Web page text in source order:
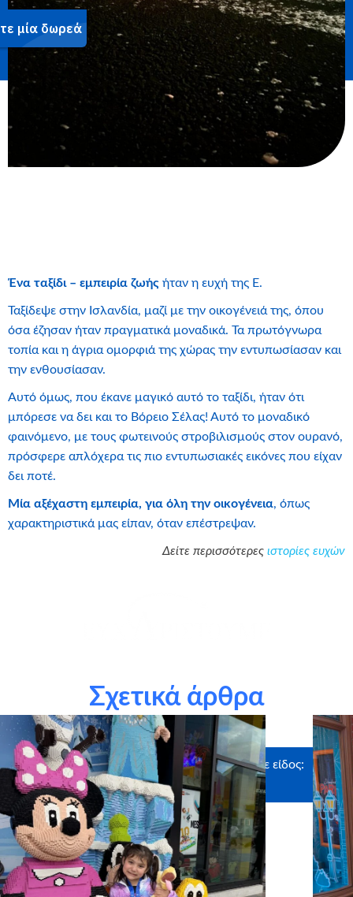
Ένα ταξίδι – εμπειρία ζωής ήταν η ευχή της Ε.
Ταξίδεψε στην Ισλανδία, μαζί με την οικογένειά της, όπου
όσα έζησαν ήταν πραγματικά μοναδικά. Τα πρωτόγνωρα
τοπία και η άγρια ομορφιά της χώρας την εντυπωσίασαν και
την ενθουσίασαν.
Αυτό όμως, που έκανε μαγικό αυτό το ταξίδι, ήταν ότι
μπόρεσε να δει και το Βόρειο Σέλας! Αυτό το μοναδικό
φαινόμενο, με τους φωτεινούς στροβιλισμούς στον ουρανό,
πρόσφερε απλόχερα τις πιο εντυπωσιακές εικόνες που είχαν
δει ποτέ.
Μία αξέχαστη εμπειρία, για όλη την οικογένεια, όπως
χαρακτηριστικά μας είπαν, όταν επέστρεψαν.
Δείτε περισσότερες ιστορίες ευχών
Philanthropic Foundationγια την ευγενική δωρεά, η οποία
αφιερώθηκε στην εκπλήρωση της ευχής
Ευχαριστούμε θερμά τους χορηγούς σε είδος:
MyIkona, Craftbox
Σχετικά άρθρα